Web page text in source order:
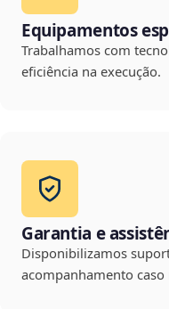
Equipamentos
Trabalhamos com
eficiência na execução.
Garantia e
Disponibilizamos
acompanhamento caso